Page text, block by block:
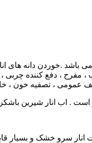
.خوردن دانه های
، دفع کننده چربی ،
عمومی ، تصفیه خون
است . اب انار شیرین
انار سرو خشک و بسیار